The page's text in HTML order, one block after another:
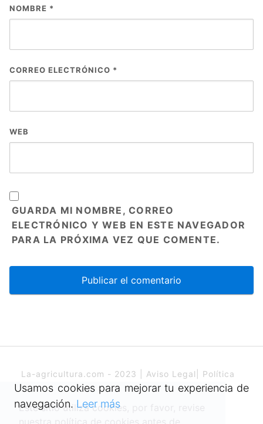
NOMBRE *
CORREO ELECTRÓNICO *
WEB
GUARDA MI NOMBRE, CORREO
ELECTRÓNICO Y WEB EN ESTE NAVEGADOR
PARA LA PRÓXIMA VEZ QUE COMENTE.
La-agricultura.com - 2023 | Aviso Legal
Política
de cookies
Usamos cookies para mejorar tu experiencia de
navegación. Leer más
Este sitio utiliza cookies, por favor, revise